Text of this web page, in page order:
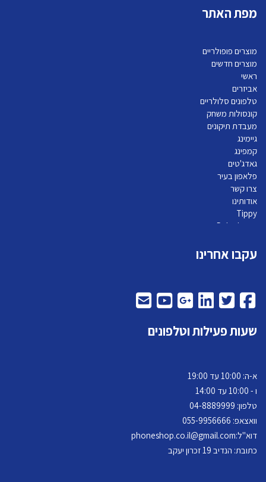
מפת האתר
מוצרים פופולריים
מוצרים חדשים
ראשי
אביזרים
טלפונים סלולריים
קונסולות משחק
מעבדת תיקונים
גיימינג
קמפינג
גאדג'טים
פלאפון בעיר
צרו קשר
אודותינו
Tippy
Pelephone
עקבו אחרינו
שעות פעילות וטלפונים
א-ה: 10:00 עד 19:00
ו - 10:00 עד 14:00
טלפון: 04- 8889999
וואצאפ: 055-9956666
דוא"ל:phoneshop.co.il@gmail.com
כתובת: הנדיב 19 זכרון יעקב